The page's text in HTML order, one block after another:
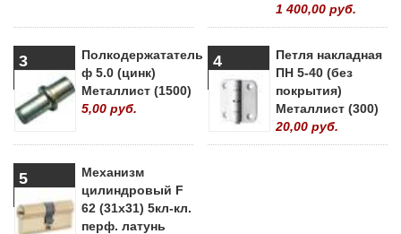
1 400,00 руб.
3
Полкодержататель
ф 5.0 (цинк)
Металлист (1500)
5,00 руб.
4
Петля накладная
ПН 5-40 (без
покрытия)
Металлист (300)
20,00 руб.
5
Механизм
цилиндровый F
62 (31х31) 5кл-кл.
перф. латунь